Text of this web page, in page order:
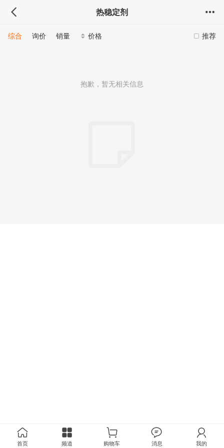
热稳定剂
推荐
综合 询价 销量 价格
抱歉，暂无相关信息
首页 频道 购物车 消息 我的